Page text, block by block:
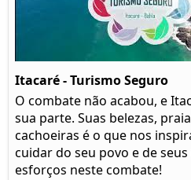
Itacaré - Turismo Seguro
O combate não acabou, e
sua parte. Suas belezas,
cachoeiras é o que nos
cuidar do seu povo e de
esforços neste combate!